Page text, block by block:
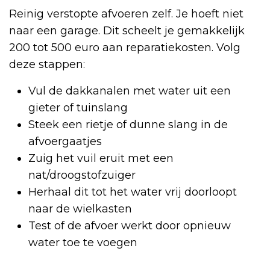
Reinig verstopte afvoeren zelf. Je hoeft niet
naar een garage. Dit scheelt je gemakkelijk
200 tot 500 euro aan reparatiekosten. Volg
deze stappen:
Vul de dakkanalen met water uit een
gieter of tuinslang
Steek een rietje of dunne slang in de
afvoergaatjes
Zuig het vuil eruit met een
nat/droogstofzuiger
Herhaal dit tot het water vrij doorloopt
naar de wielkasten
Test of de afvoer werkt door opnieuw
water toe te voegen